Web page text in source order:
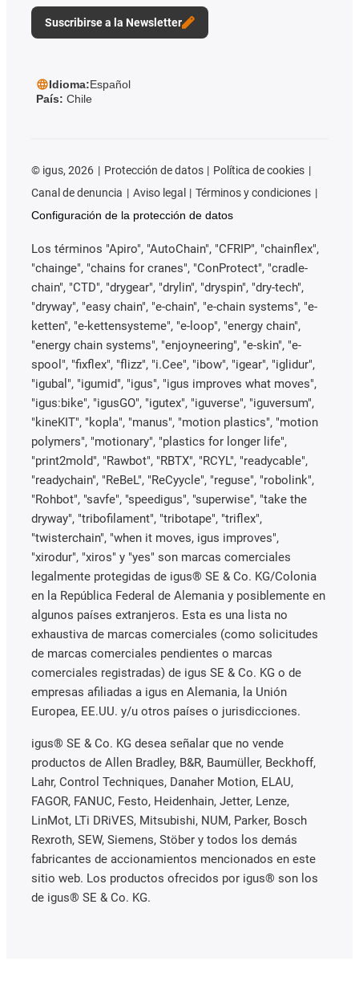
Suscribirse a la Newsletter
Idioma:Español
País: Chile
© igus, 2026 Protección de datos
Política de cookies
Canal de denuncia
Aviso legal
Términos y condiciones
Configuración de la protección de datos
Los términos "Apiro", "AutoChain", "CFRIP", "chainflex",
"chainge", "chains for cranes", "ConProtect", "cradle-
chain", "CTD", "drygear", "drylin", "dryspin", "dry-tech",
"dryway", "easy chain", "e-chain", "e-chain systems", "e-
ketten", "e-kettensysteme", "e-loop", "energy chain",
"energy chain systems", "enjoyneering", "e-skin", "e-
spool", "fixflex", "flizz", "i.Cee", "ibow", "igear", "iglidur",
"igubal", "igumid", "igus", "igus improves what moves",
"igus:bike", "igusGO", "igutex", "iguverse", "iguversum",
"kineKIT", "kopla", "manus", "motion plastics", "motion
polymers", "motionary", "plastics for longer life",
"print2mold", "Rawbot", "RBTX", "RCYL", "readycable",
"readychain", "ReBeL", "ReCyycle", "reguse", "robolink",
"Rohbot", "savfe", "speedigus", "superwise", "take the
dryway", "tribofilament", "tribotape", "triflex",
"twisterchain", "when it moves, igus improves",
"xirodur", "xiros" y "yes" son marcas comerciales
legalmente protegidas de igus® SE & Co. KG/Colonia
en la República Federal de Alemania y posiblemente en
algunos países extranjeros. Esta es una lista no
exhaustiva de marcas comerciales (como solicitudes
de marcas comerciales pendientes o marcas
comerciales registradas) de igus SE & Co. KG o de
empresas afiliadas a igus en Alemania, la Unión
Europea, EE.UU. y/u otros países o jurisdicciones.
igus® SE & Co. KG desea señalar que no vende
productos de Allen Bradley, B&R, Baumüller, Beckhoff,
Lahr, Control Techniques, Danaher Motion, ELAU,
FAGOR, FANUC, Festo, Heidenhain, Jetter, Lenze,
LinMot, LTi DRiVES, Mitsubishi, NUM, Parker, Bosch
Rexroth, SEW, Siemens, Stöber y todos los demás
fabricantes de accionamientos mencionados en este
sitio web. Los productos ofrecidos por igus® son los
de igus® SE & Co. KG.